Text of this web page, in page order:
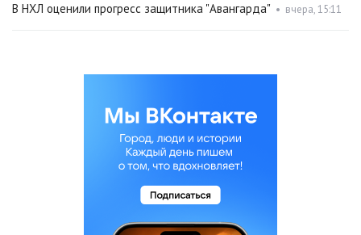
В НХЛ оценили прогресс защитника "Авангарда" • вчера, 15:11